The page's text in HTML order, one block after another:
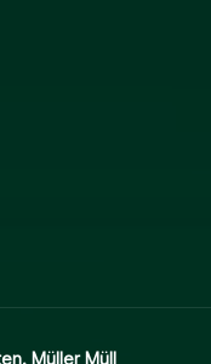
Müller Müll